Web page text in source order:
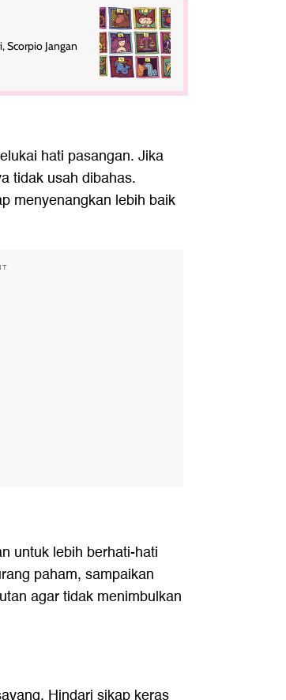
Scorpio Jangan
hati pasangan. Jika
tidak usah dibahas.
menyenangkan lebih baik
untuk lebih berhati-hati
paham, sampaikan
agar tidak menimbulkan
Hindari sikap keras